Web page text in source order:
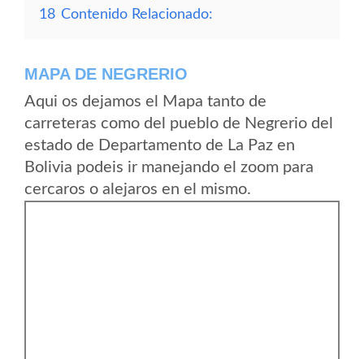
18 Contenido Relacionado:
MAPA DE NEGRERIO
Aqui os dejamos el Mapa tanto de
carreteras como del pueblo de Negrerio del
estado de Departamento de La Paz en
Bolivia podeis ir manejando el zoom para
cercaros o alejaros en el mismo.